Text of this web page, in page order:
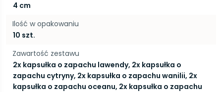
4 cm
Ilość w opakowaniu
10 szt.
Zawartość zestawu
2x kapsułka o zapachu lawendy, 2x kapsułka o
zapachu cytryny, 2x kapsułka o zapachu wanilii, 2x
kapsułka o zapachu oceanu, 2x kapsułka o zapachu